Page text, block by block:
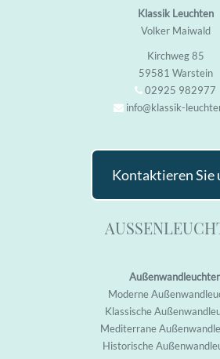
Klassik Leuchten
Volker Maiwald
Kirchweg 85
59581 Warstein
02925 982977
info@klassik-
Kontaktieren Sie
Moderne
Klassische
Mediterrane
Historische